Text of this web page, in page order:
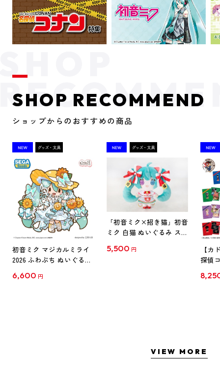
SHOP RECOMMEND
ショップからのおすすめの商品
初音ミク マジカルミライ
2026 ふわぷち ぬいぐるみ
6,600 円
「初音ミク×招き猫」初音
ミク 白猫 ぬいぐるみ スタ
5,500 円
【カ
探偵
クリ
VIEW MORE